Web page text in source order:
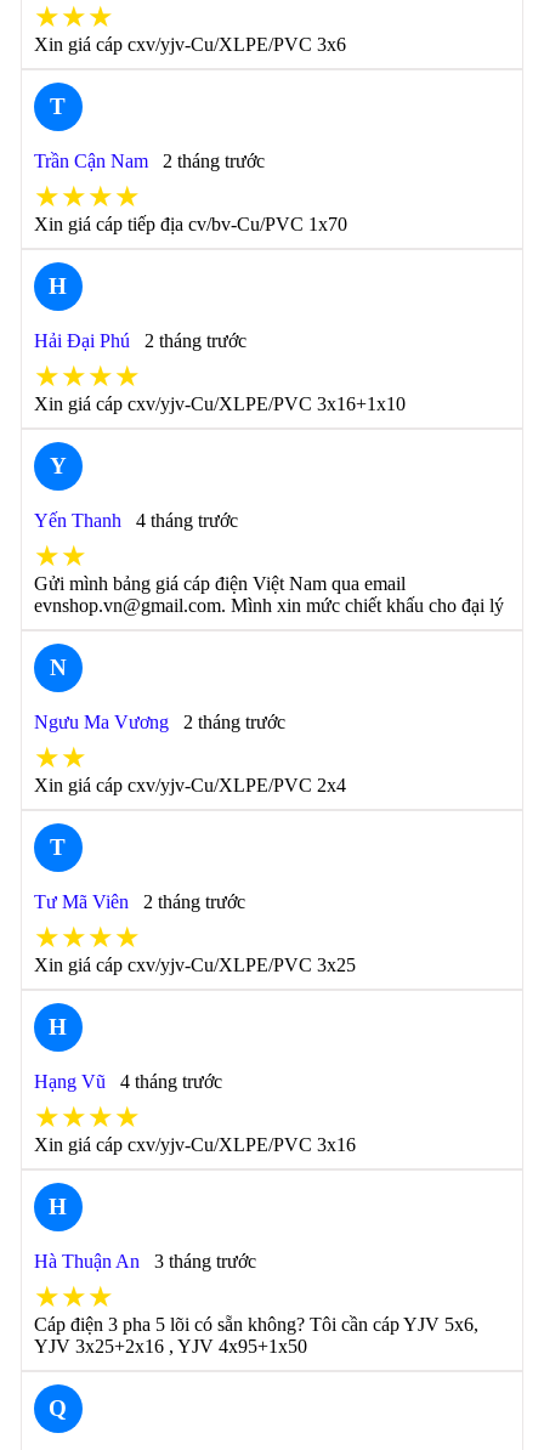
★★★
Xin giá cáp cxv/yjv-Cu/XLPE/PVC 3x6
T
Trần Cận Nam 2 tháng trước
★★★★
Xin giá cáp tiếp địa cv/bv-Cu/PVC 1x70
H
Hải Đại Phú 2 tháng trước
★★★★
Xin giá cáp cxv/yjv-Cu/XLPE/PVC 3x16+1x10
Y
Yến Thanh 4 tháng trước
★★
Gửi mình bảng giá cáp điện Việt Nam qua email
evnshop.vn@gmail.com. Mình xin mức chiết khấu cho đại lý
N
Ngưu Ma Vương 2 tháng trước
★★
Xin giá cáp cxv/yjv-Cu/XLPE/PVC 2x4
T
Tư Mã Viên 2 tháng trước
★★★★
Xin giá cáp cxv/yjv-Cu/XLPE/PVC 3x25
H
Hạng Vũ 4 tháng trước
★★★★
Xin giá cáp cxv/yjv-Cu/XLPE/PVC 3x16
H
Hà Thuận An 3 tháng trước
★★★
Cáp điện 3 pha 5 lõi có sẵn không? Tôi cần cáp YJV 5x6,
YJV 3x25+2x16 , YJV 4x95+1x50
Q